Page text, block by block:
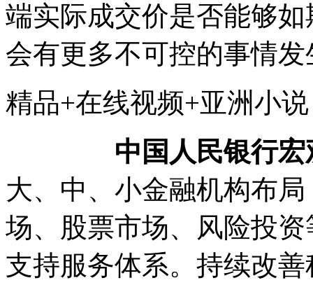
端实际成交价是否能够
会有更多不可控的事情发
精品+在线视频+亚洲
中国人民银行
大、中、小金融机构布
场、股票市场、风险投
支持服务体系。持续改